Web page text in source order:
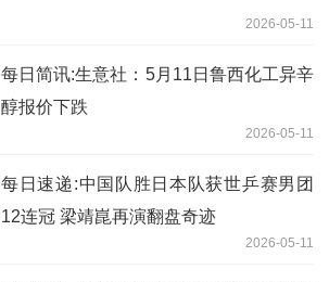
2026-05-11
每日简讯:生意社：5月11日鲁西化工异辛
醇报价下跌
2026-05-11
每日速递:中国队胜日本队获世乒赛男团
12连冠 梁靖崑再演翻盘奇迹
2026-05-11